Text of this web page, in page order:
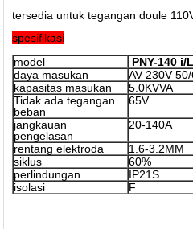
tersedia untuk tegangan doule
spesifikasi
model
PNY-140 i/
daya masukan
AV 230V
kapasitas masukan
5.0KVVA
Tidak ada tegangan
beban
65V
jangkauan
pengelasan
20-140A
rentang elektroda
1.6-3.2MM
siklus
60%
perlindungan
IP21S
isolasi
F